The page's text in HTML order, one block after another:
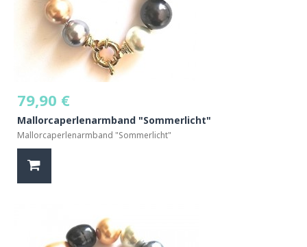
79,90 €
Mallorcaperlenarmband "Sommerlicht"
Mallorcaperlenarmband "Sommerlicht"